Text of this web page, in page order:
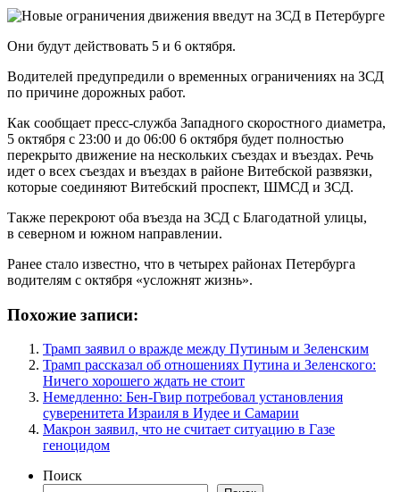
Они будут действовать 5 и 6 октября.
Водителей предупредили о временных ограничениях на ЗСД
по причине дорожных работ.
Как сообщает пресс-служба Западного скоростного диаметра,
5 октября с 23:00 и до 06:00 6 октября будет полностью
перекрыто движение на нескольких съездах и въездах. Речь
идет о всех съездах и въездах в районе Витебской развязки,
которые соединяют Витебский проспект, ШМСД и ЗСД.
Также перекроют оба въезда на ЗСД с Благодатной улицы,
в северном и южном направлении.
Ранее стало известно, что в четырех районах Петербурга
водителям с октября «усложнят жизнь».
Похожие записи:
Трамп заявил о вражде между Путиным и Зеленским
Трамп рассказал об отношениях Путина и Зеленского:
Ничего хорошего ждать не стоит
Немедленно: Бен-Гвир потребовал установления
суверенитета Израиля в Иудее и Самарии
Макрон заявил, что не считает ситуацию в Газе
геноцидом
Поиск